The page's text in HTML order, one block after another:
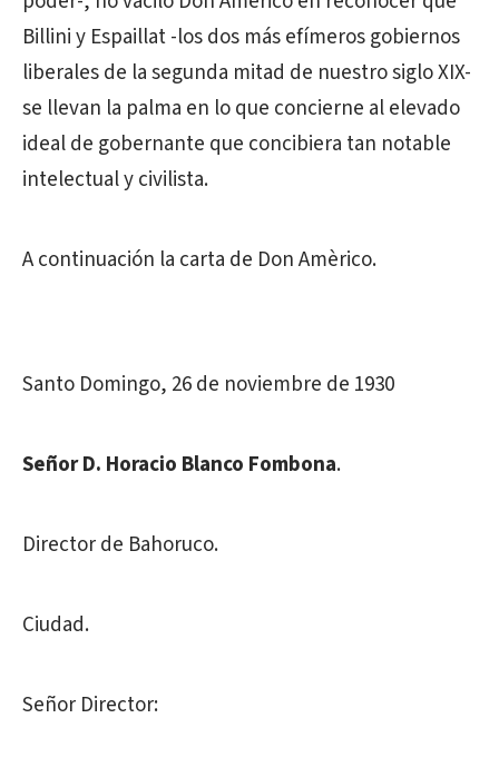
Billini y Espaillat -los dos más efímeros gobiernos
liberales de la segunda mitad de nuestro siglo XIX-
se llevan la palma en lo que concierne al elevado
ideal de gobernante que concibiera tan notable
intelectual y civilista.
A continuación la carta de Don Amèrico.
Santo Domingo, 26 de noviembre de 1930
Señor D. Horacio Blanco Fombona.
Director de Bahoruco.
Ciudad.
Señor Director: